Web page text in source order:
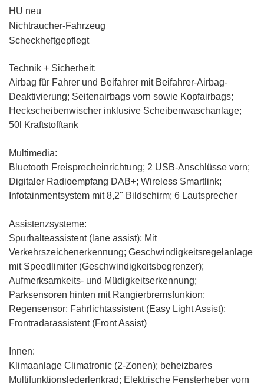
HU neu
Nichtraucher-Fahrzeug
Scheckheftgepflegt
Technik + Sicherheit:
Airbag für Fahrer und Beifahrer mit Beifahrer-Airbag-
Deaktivierung; Seitenairbags vorn sowie Kopfairbags;
Heckscheibenwischer inklusive Scheibenwaschanlage;
50l Kraftstofftank
Multimedia:
Bluetooth Freisprecheinrichtung; 2 USB-Anschlüsse vorn;
Digitaler Radioempfang DAB+; Wireless Smartlink;
Infotainmentsystem mit 8,2" Bildschirm; 6 Lautsprecher
Assistenzsysteme:
Spurhalteassistent (lane assist); Mit
Verkehrszeichenerkennung; Geschwindigkeitsregelanlage
mit Speedlimiter (Geschwindigkeitsbegrenzer);
Aufmerksamkeits- und Müdigkeitserkennung;
Parksensoren hinten mit Rangierbremsfunkion;
Regensensor; Fahrlichtassistent (Easy Light Assist);
Frontradarassistent (Front Assist)
Innen:
Klimaanlage Climatronic (2-Zonen); beheizbares
Multifunktionslederlenkrad; Elektrische Fensterheber vorn